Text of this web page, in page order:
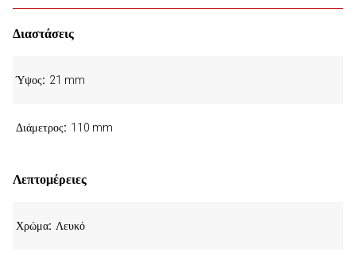
Διαστάσεις
Ύψος 21 mm
Διάμετρος 110 mm
Λεπτομέρειες
Χρώμα Λευκό